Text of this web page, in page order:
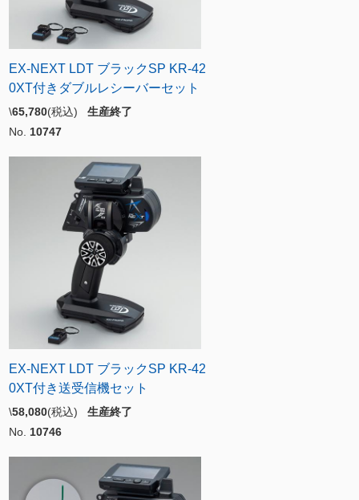
EX-NEXT LDT ブラックSP KR-42
0XT付きダブルレシーバーセット
\65,780(税込) 生産終了
No. 10747
EX-NEXT LDT ブラックSP KR-42
0XT付き送受信機セット
\58,080(税込) 生産終了
No. 10746